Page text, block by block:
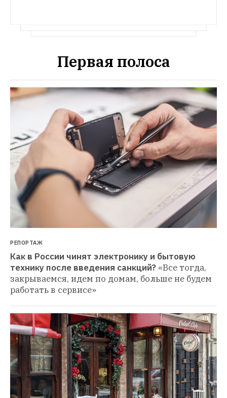
Первая полоса
РЕПОРТАЖ
Как в России чинят электронику и бытовую
технику после введения санкций? «Все тогда,
закрываемся, идем по домам, больше не будем
работать в сервисе»